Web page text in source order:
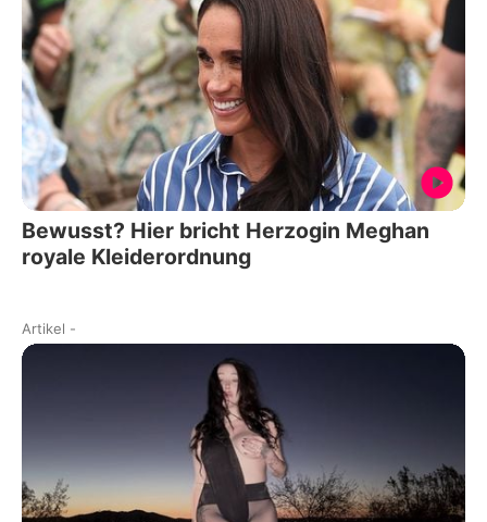
Bewusst? Hier bricht Herzogin Meghan
royale Kleiderordnung
Artikel -